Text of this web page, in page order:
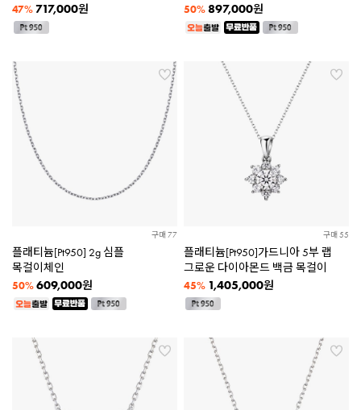
47% 717,000원 50% 897,000원
구매 77
플래티늄[Pt950] 2g 심플
목걸이체인
50% 609,000원
구매 55
플래티늄[Pt950]가드니아 5부 랩
그로운 다이아몬드 백금 목걸이
45% 1,405,000원